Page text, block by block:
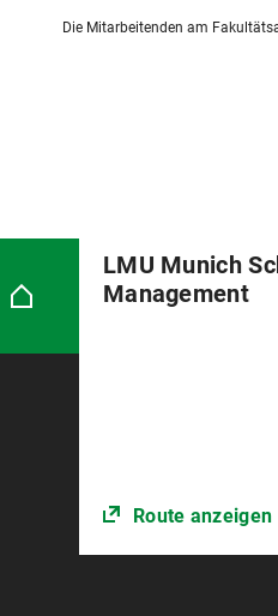
Die Mitarbeitenden am
LMU Munich
Management
Route anzeigen